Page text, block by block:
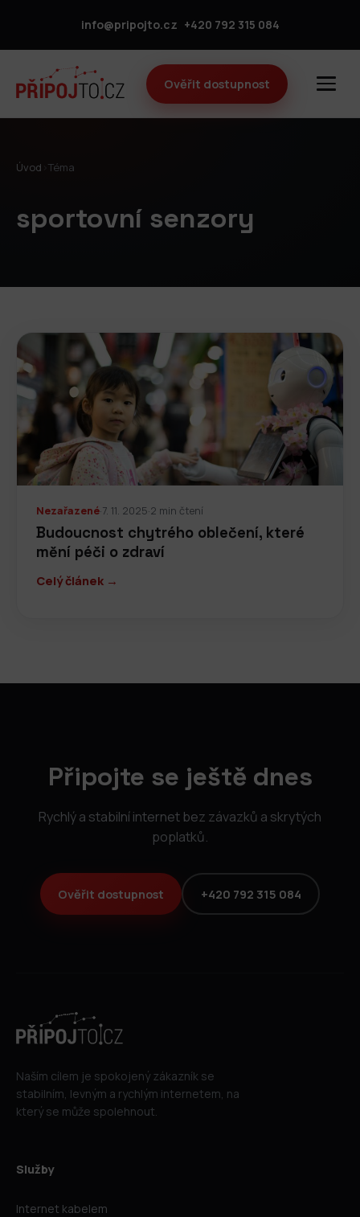
info@pripojto.cz +420 792 315 084
Ověřit dostupnost
Úvod Téma
sportovní senzory
Nezařazené·7. 11. 2025·2 min čtení
Budoucnost chytrého oblečení, které
mění péči o zdraví
Celý článek →
Připojte se ještě dnes
Rychlý a stabilní internet bez závazků a skrytých
poplatků.
Ověřit dostupnost +420 792 315 084
Naším cílem je spokojený zákazník se
stabilním, levným a rychlým internetem, na
který se může spolehnout.
Služby
Internet kabelem